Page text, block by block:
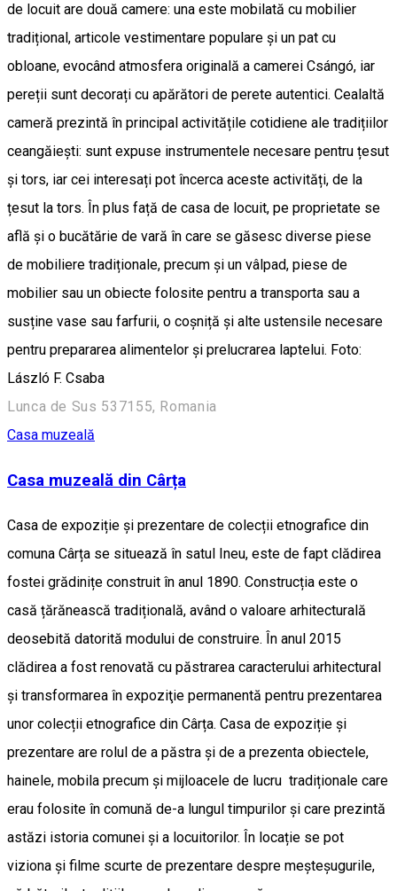
de locuit are două camere: una este mobilată cu mobilier
tradițional, articole vestimentare populare și un pat cu
obloane, evocând atmosfera originală a camerei Csángó, iar
pereții sunt decorați cu apărători de perete autentici. Cealaltă
cameră prezintă în principal activitățile cotidiene ale tradițiilor
ceangăiești: sunt expuse instrumentele necesare pentru țesut
și tors, iar cei interesați pot încerca aceste activități, de la
țesut la tors. În plus față de casa de locuit, pe proprietate se
află și o bucătărie de vară în care se găsesc diverse piese
de mobiliere tradiționale, precum și un vâlpad, piese de
mobilier sau un obiecte folosite pentru a transporta sau a
susține vase sau farfurii, o coșniță și alte ustensile necesare
pentru prepararea alimentelor și prelucrarea laptelui. Foto:
László F. Csaba
Lunca de Sus 537155, Romania
Casa muzeală
Casa muzeală din Cârța
Casa de expoziție și prezentare de colecții etnografice din
comuna Cârța se situează în satul Ineu, este de fapt clădirea
fostei grădinițe construit în anul 1890. Construcția este o
casă țărănească tradițională, având o valoare arhitecturală
deosebită datorită modului de construire. În anul 2015
clădirea a fost renovată cu păstrarea caracterului arhitectural
și transformarea în expoziţie permanentă pentru prezentarea
unor colecții etnografice din Cârța. Casa de expoziție și
prezentare are rolul de a păstra și de a prezenta obiectele,
hainele, mobila precum și mijloacele de lucru tradiționale care
erau folosite în comună de-a lungul timpurilor și care prezintă
astăzi istoria comunei și a locuitorilor. În locație se pot
viziona și filme scurte de prezentare despre meșteșugurile,